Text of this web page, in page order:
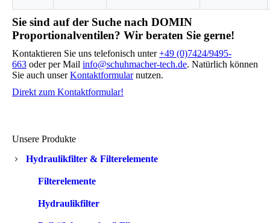
Sie sind auf der Suche nach DOMIN
Proportionalventilen? Wir beraten Sie gerne!
Kontaktieren Sie uns telefonisch unter+49 (0)7424/9495-
663 oder per Mail info@schuhmacher-tech.de. Natürlich können
Sie auch unserKontaktformularnutzen.
Direkt zum Kontaktformular!
Unsere Produkte
Hydraulikfilter & Filterelemente
Filterelemente
Hydraulikfilter